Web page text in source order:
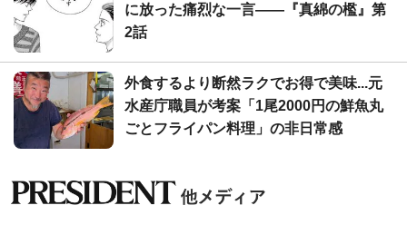
に放った痛烈な一言――『真綿の檻』第
2話
外食するより断然ラクでお得で美味...元
水産庁職員が考案「1尾2000円の鮮魚丸
ごとフライパン料理」の非日常感